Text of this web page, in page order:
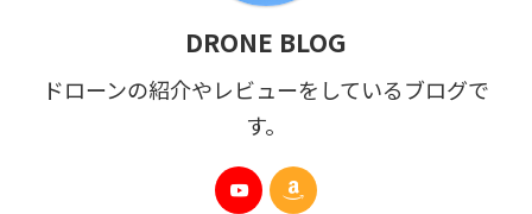
DRONE BLOG
ドローンの紹介やレビューをしているブログで
す。